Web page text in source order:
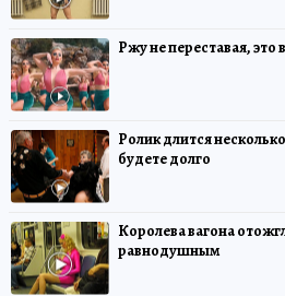
Ржу не переставая,
Ролик длится
будете долго
Королева вагона
равнодушным